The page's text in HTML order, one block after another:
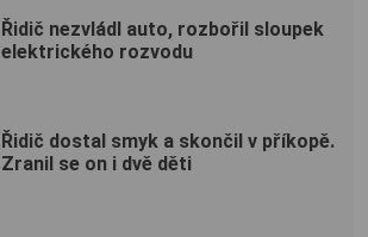
Řidič nezvládl auto, rozbořil sloupek
elektrického rozvodu
Řidič dostal smyk a skončil v příkopě.
Zranil se on i dvě děti